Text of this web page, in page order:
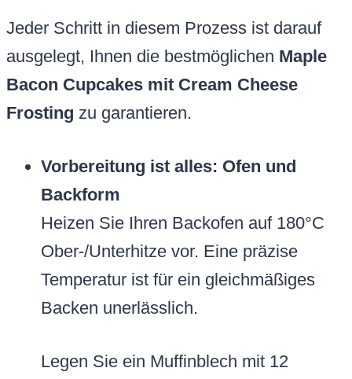
Jeder Schritt in diesem Prozess ist darauf
ausgelegt, Ihnen die bestmöglichen Maple
Bacon Cupcakes mit Cream Cheese
Frosting zu garantieren.
Vorbereitung ist alles: Ofen und
Backform
Heizen Sie Ihren Backofen auf 180°C
Ober-/Unterhitze vor. Eine präzise
Temperatur ist für ein gleichmäßiges
Backen unerlässlich.
Legen Sie ein Muffinblech mit 12